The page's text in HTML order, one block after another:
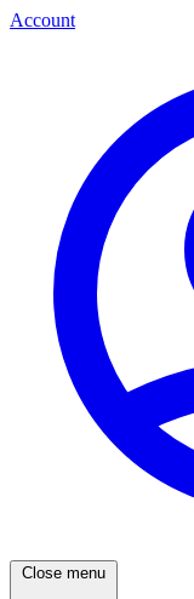
Account
Close menu